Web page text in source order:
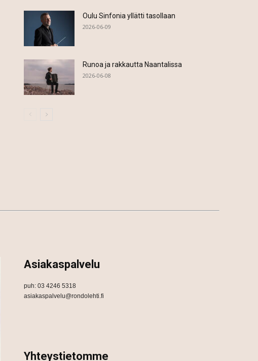
Oulu Sinfonia yllätti tasollaan
2026-06-09
Runoa ja rakkautta Naantalissa
2026-06-08
Asiakaspalvelu
puh: 03 4246 5318
asiakaspalvelu@rondolehti.fi
Yhteystietomme